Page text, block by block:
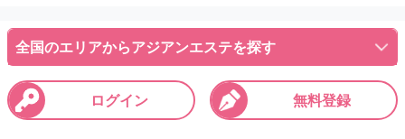
いつも通り、スムーズな受付と支払いで問題ありません。過不足な
く安定した対応です。
マンションタイプで、内装はやや年季を感じますが、落ち着いた空
間。体調や疲れ具合に応じて、少しゆっくり休ませてもらえること
全国のエリアからアジアンエステを探す
ログイン 無料登録